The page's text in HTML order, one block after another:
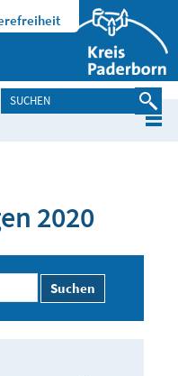
2020
Suchen